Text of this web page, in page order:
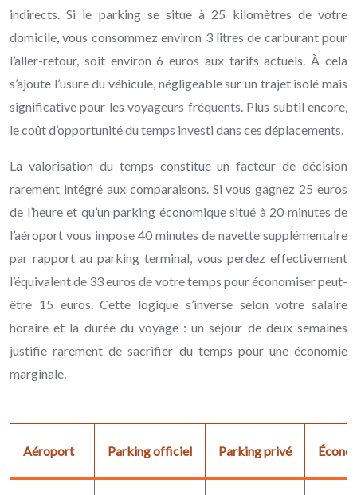
indirects. Si le parking se situe à 25 kilomètres de votre
domicile, vous consommez environ 3 litres de carburant pour
l’aller-retour, soit environ 6 euros aux tarifs actuels. À cela
s’ajoute l’usure du véhicule, négligeable sur un trajet isolé mais
significative pour les voyageurs fréquents. Plus subtil encore,
le coût d’opportunité du temps investi dans ces déplacements.
La valorisation du temps constitue un facteur de décision
rarement intégré aux comparaisons. Si vous gagnez 25 euros
de l’heure et qu’un parking économique situé à 20 minutes de
l’aéroport vous impose 40 minutes de navette supplémentaire
par rapport au parking terminal, vous perdez effectivement
l’équivalent de 33 euros de votre temps pour économiser peut-
être 15 euros. Cette logique s’inverse selon votre salaire
horaire et la durée du voyage : un séjour de deux semaines
justifie rarement de sacrifier du temps pour une économie
marginale.
Aéroport Parking officiel Parking privé